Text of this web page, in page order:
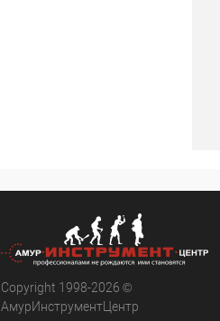
Copyright 1998-2026 ©
АмурИнструментЦентр